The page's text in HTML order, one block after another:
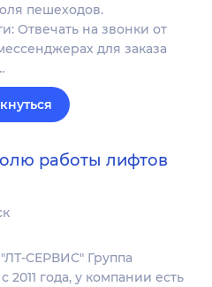
пешеходов.
Отвечать на звонки от
для заказа
работы лифтов
СЕРВИС" Группа
года, у компании есть